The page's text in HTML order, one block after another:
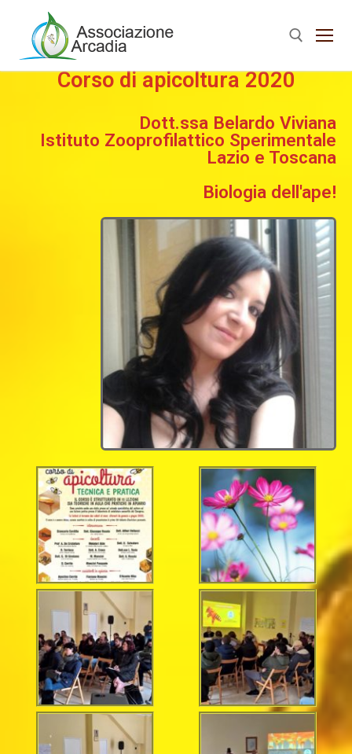
Corso di apicoltura 2020
Dott.ssa Belardo Viviana
Istituto Zooprofilattico Sperimentale
Lazio e Toscana
Biologia dell'ape!